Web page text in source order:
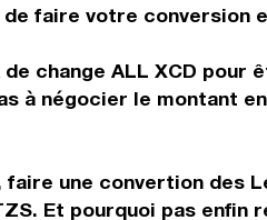
faire votre conversion
change ALL XCD
à négocier le montant
une convertion des
Et pourquoi pas